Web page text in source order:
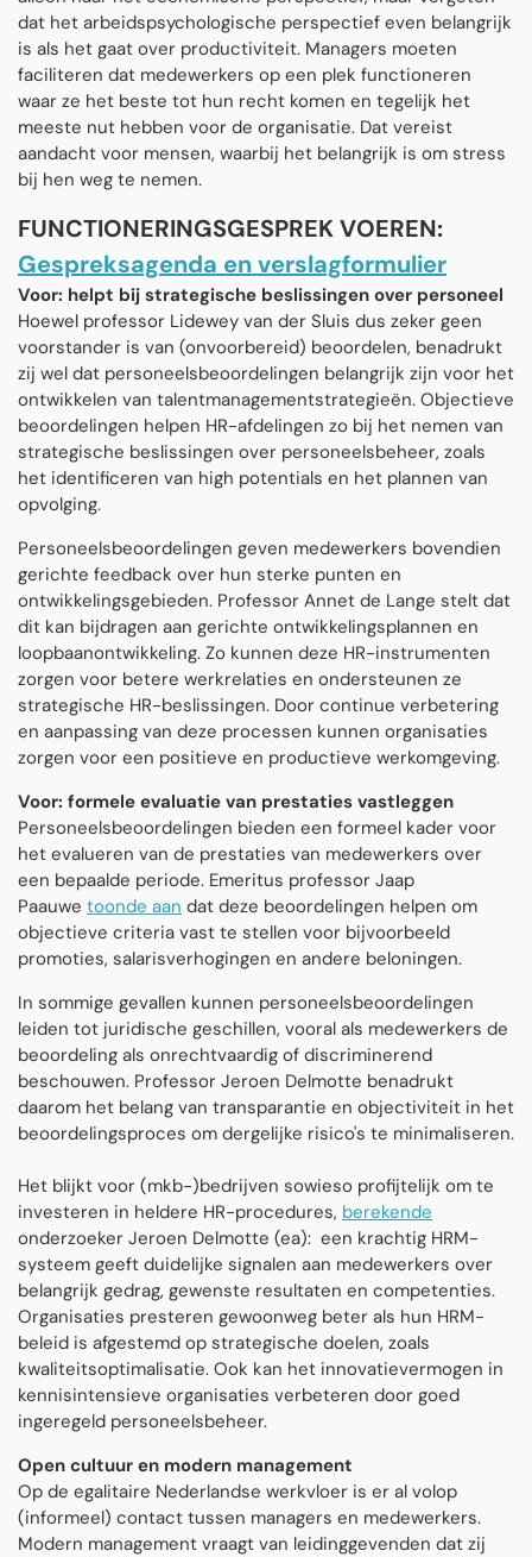
dat het arbeidspsychologische perspectief even belangrijk
is als het gaat over productiviteit. Managers moeten
faciliteren dat medewerkers op een plek functioneren
waar ze het beste tot hun recht komen en tegelijk het
meeste nut hebben voor de organisatie. Dat vereist
aandacht voor mensen, waarbij het belangrijk is om stress
bij hen weg te nemen.
FUNCTIONERINGSGESPREK VOEREN:
Gespreksagenda en verslagformulier
Voor: helpt bij strategische beslissingen over personeel
Hoewel professor Lidewey van der Sluis dus zeker geen
voorstander is van (onvoorbereid) beoordelen, benadrukt
zij wel dat personeelsbeoordelingen belangrijk zijn voor het
ontwikkelen van talentmanagementstrategieën. Objectieve
beoordelingen helpen HR-afdelingen zo bij het nemen van
strategische beslissingen over personeelsbeheer, zoals
het identificeren van high potentials en het plannen van
opvolging.
Personeelsbeoordelingen geven medewerkers bovendien
gerichte feedback over hun sterke punten en
ontwikkelingsgebieden. Professor Annet de Lange stelt dat
dit kan bijdragen aan gerichte ontwikkelingsplannen en
loopbaanontwikkeling. Zo kunnen deze HR-instrumenten
zorgen voor betere werkrelaties en ondersteunen ze
strategische HR-beslissingen. Door continue verbetering
en aanpassing van deze processen kunnen organisaties
zorgen voor een positieve en productieve werkomgeving.
Voor: formele evaluatie van prestaties vastleggen
Personeelsbeoordelingen bieden een formeel kader voor
het evalueren van de prestaties van medewerkers over
een bepaalde periode. Emeritus professor Jaap
Paauwe toonde aan dat deze beoordelingen helpen om
objectieve criteria vast te stellen voor bijvoorbeeld
promoties, salarisverhogingen en andere beloningen.
In sommige gevallen kunnen personeelsbeoordelingen
leiden tot juridische geschillen, vooral als medewerkers de
beoordeling als onrechtvaardig of discriminerend
beschouwen. Professor Jeroen Delmotte benadrukt
daarom het belang van transparantie en objectiviteit in het
beoordelingsproces om dergelijke risico's te minimaliseren.
Het blijkt voor (mkb-)bedrijven sowieso profijtelijk om te
investeren in heldere HR-procedures, berekende
onderzoeker Jeroen Delmotte (ea): een krachtig HRM-
systeem geeft duidelijke signalen aan medewerkers over
belangrijk gedrag, gewenste resultaten en competenties.
Organisaties presteren gewoonweg beter als hun HRM-
beleid is afgestemd op strategische doelen, zoals
kwaliteitsoptimalisatie. Ook kan het innovatievermogen in
kennisintensieve organisaties verbeteren door goed
ingeregeld personeelsbeheer.
Open cultuur en modern management
Op de egalitaire Nederlandse werkvloer is er al volop
(informeel) contact tussen managers en medewerkers.
Modern management vraagt van leidinggevenden dat zij